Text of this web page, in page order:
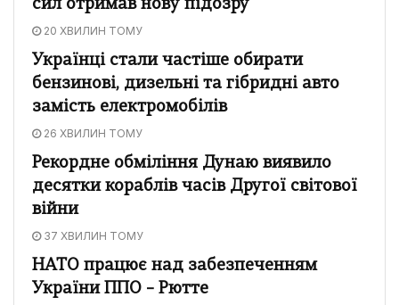
сил отримав нову підозру
20 ХВИЛИН ТОМУ
Українці стали частіше обирати
бензинові, дизельні та гібридні авто
замість електромобілів
26 ХВИЛИН ТОМУ
Рекордне обміління Дунаю виявило
десятки кораблів часів Другої світової
війни
37 ХВИЛИН ТОМУ
НАТО працює над забезпеченням
України ППО – Рютте